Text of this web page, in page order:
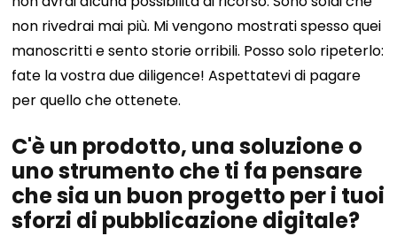
non rivedrai mai più. Mi vengono mostrati spesso quei
manoscritti e sento storie orribili. Posso solo ripeterlo:
fate la vostra due diligence! Aspettatevi di pagare
per quello che ottenete.
C'è un prodotto, una soluzione o
uno strumento che ti fa pensare
che sia un buon progetto per i tuoi
sforzi di pubblicazione digitale?